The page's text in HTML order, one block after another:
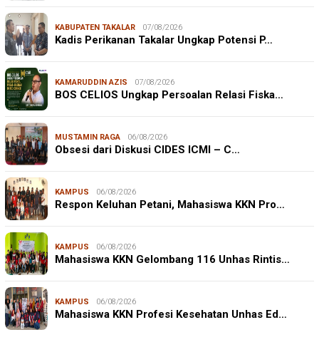
KABUPATEN TAKALAR 07/08/2026
Kadis Perikanan Takalar Ungkap Potensi P…
KAMARUDDIN AZIS 07/08/2026
BOS CELIOS Ungkap Persoalan Relasi Fiska…
MUSTAMIN RAGA 06/08/2026
Obsesi dari Diskusi CIDES ICMI – C…
KAMPUS 06/08/2026
Respon Keluhan Petani, Mahasiswa KKN Pro…
KAMPUS 06/08/2026
Mahasiswa KKN Gelombang 116 Unhas Rintis…
KAMPUS 06/08/2026
Mahasiswa KKN Profesi Kesehatan Unhas Ed…